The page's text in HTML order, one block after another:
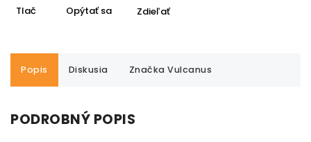
Tlač Opýtať sa Zdieľať
Popis Diskusia Značka Vulcanus
PODROBNÝ POPIS